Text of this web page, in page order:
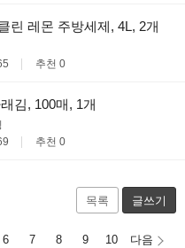
린 레몬 주방세제, 4L, 2개
추천 0
김, 100매, 1개
추천 0
목록 글쓰기
6 7 8 9 10 다음